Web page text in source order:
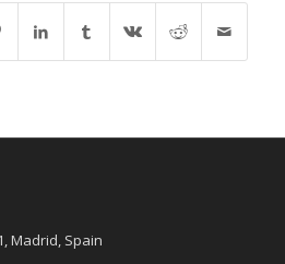
Madrid, Spain